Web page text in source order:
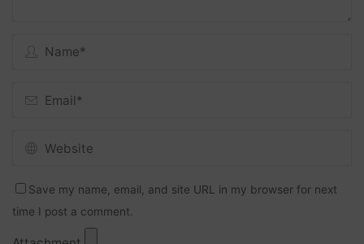
Save my name, email, and site URL in my browser for next
time I post a comment.